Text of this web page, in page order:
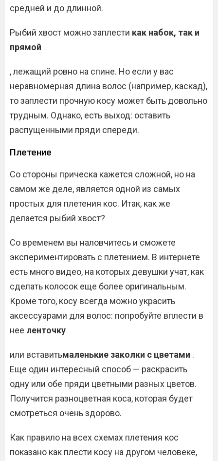
средней и до длинной.
Рыбий хвост можно заплести как набок, так и
прямой
, лежащий ровно на спине. Но если у вас
неравномерная длина волос (например, каскад),
то заплести прочную косу может быть довольно
трудным. Однако, есть выход: оставить
распущенными пряди спереди.
Плетение
Со стороны прическа кажется сложной, но на
самом же деле, является одной из самых
простых для плетения кос. Итак, как же
делается рыбий хвост?
Со временем вы наловчитесь и сможете
экспериментировать с плетением. В интернете
есть много видео, на которых девушки учат, как
сделать колосок еще более оригинальным.
Кроме того, косу всегда можно украсить
аксессуарами для волос: попробуйте вплести в
нее ленточку
или вставитьмаленькие заколки с цветами .
Еще один интересный способ — раскрасить
одну или обе пряди цветными разных цветов.
Получится разноцветная коса, которая будет
смотреться очень здорово.
Как правило на всех схемах плетения кос
показано как плести косу на другом человеке,